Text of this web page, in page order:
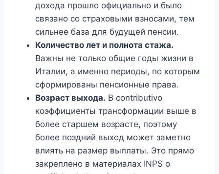
дохода прошло официально и было
связано со страховыми взносами, тем
сильнее база для будущей пенсии.
Количество лет и полнота стажа.
Важны не только общие годы жизни в
Италии, а именно периоды, по которым
сформированы пенсионные права.
Возраст выхода. В contributivo
коэффициенты трансформации выше в
более старшем возрасте, поэтому
более поздний выход может заметно
влиять на размер выплаты. Это прямо
закреплено в материалах INPS о